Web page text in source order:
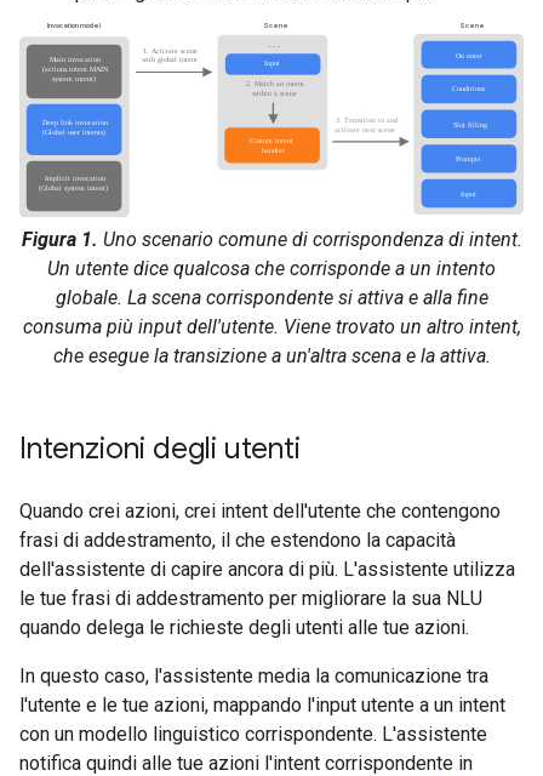
Figura 1. Uno scenario comune di corrispondenza di intent.
Un utente dice qualcosa che corrisponde a un intento
globale. La scena corrispondente si attiva e alla fine
consuma più input dell'utente. Viene trovato un altro intent,
che esegue la transizione a un'altra scena e la attiva.
Intenzioni degli utenti
Quando crei azioni, crei intent dell'utente che contengono
frasi di addestramento, il che estendono la capacità
dell'assistente di capire ancora di più. L'assistente utilizza
le tue frasi di addestramento per migliorare la sua NLU
quando delega le richieste degli utenti alle tue azioni.
In questo caso, l'assistente media la comunicazione tra
l'utente e le tue azioni, mappando l'input utente a un intent
con un modello linguistico corrispondente. L'assistente
notifica quindi alle tue azioni l'intent corrispondente in